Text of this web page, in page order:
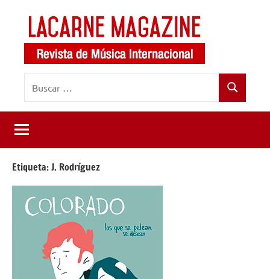
contenido
LaCarne
Magazine
de
música
internacional
Buscar
Etiqueta:J. Rodríguez